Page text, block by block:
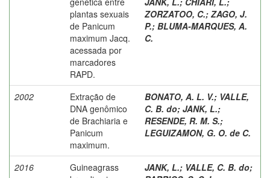
plantas sexuais
de Panicum
maximum Jacq.
acessada por
marcadores
RAPD.
ZORZATOO, C.; ZAGO, J.
P.; BLUMA-MARQUES, A.
C.
2002
Extração de
DNA genômico
de Brachiaria e
Panicum
maximum.
BONATO, A. L. V.; VALLE,
C. B. do; JANK, L.;
RESENDE, R. M. S.;
LEGUIZAMON, G. O. de C.
2016
Guineagrass
JANK, L.; VALLE, C. B. do;